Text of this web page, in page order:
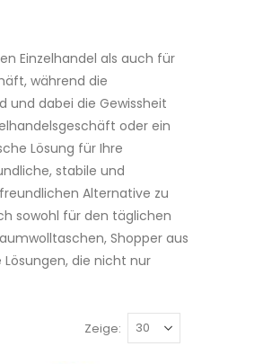
Einzelhandel als auch für
während die
und dabei die Gewissheit
oder ein
Lösung für Ihre
stabile und
Alternative zu
sowohl für den täglichen
Shopper aus
die nicht nur
Zeige